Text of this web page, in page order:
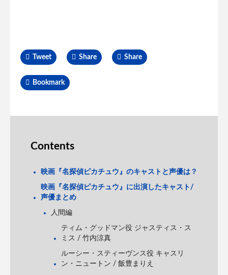
Tweet Share Share
Bookmark
Contents
映画『名探偵ピカチュウ』のキャストと声優は？
映画『名探偵ピカチュウ』に出演したキャスト/
声優まとめ
人間編
ティム・グッドマン役 ジャスティス・ス
ミス / 竹内涼真
ルーシー・スティーヴンス役 キャスリ
ン・ニュートン / 飯豊まりえ